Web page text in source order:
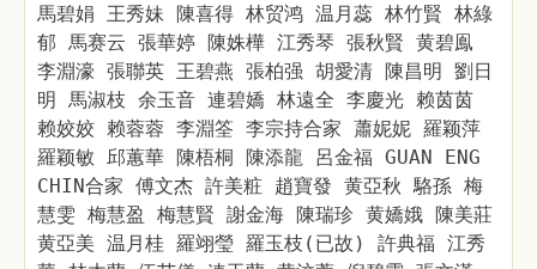
馬碧娟 王秀妹 陳喜得 林贸鸿 温月蕊 林竹賢 林綠
郁 馬赛云 張華婷 陳姝樺 江秀琴 張秋賢 黄碧鳯
李淵濠 張聯英 王碧燕 張柏强 胡愛清 陳昌明 劉日
明 馬淑枝 余玉音 連碧嬌 林遠全 李慶光 赖茵茵
赖姣姣 赖蓉蓉 李淵筌 李宗持合家 蕭妮妮 羅颖萍
羅颖敏 邱蕙華 陳梧桐 陳添龍 呂金福 GUAN ENG
CHIN合家 傅文杰 許美粧 趙寶發 黄亞秋 駱孫 梅
慧雯 梅慧盈 梅慧賢 謝金海 陳瑞珍 黄嬌娥 陳美莊
黄亞美 温月桂 羅翊瑩 羅玉枝(已故) 許典福 江秀